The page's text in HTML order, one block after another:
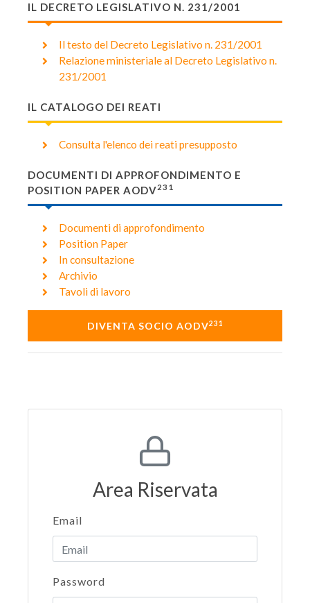
IL DECRETO LEGISLATIVO N. 231/2001
Il testo del Decreto Legislativo n. 231/2001
Relazione ministeriale al Decreto Legislativo n.
231/2001
IL CATALOGO DEI REATI
Consulta l'elenco dei reati presupposto
DOCUMENTI DI APPROFONDIMENTO E
POSITION PAPER AODV231
Documenti di approfondimento
Position Paper
In consultazione
Archivio
Tavoli di lavoro
DIVENTA SOCIO AODV231
Area Riservata
Email
Password